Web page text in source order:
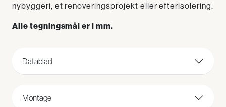
nybyggeri, et renoveringsprojekt eller efterisolering.
Alle tegningsmål er i mm.
Datablad
Montage